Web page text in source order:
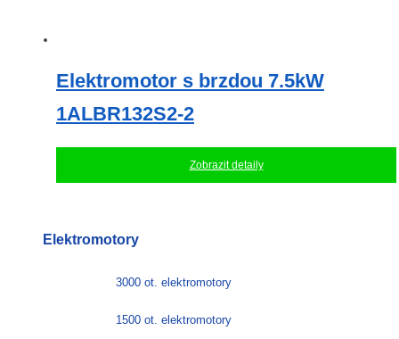
Elektromotor s brzdou 7.5kW
1ALBR132S2-2
Zobrazit detaily
Elektromotory
3000 ot. elektromotory
1500 ot. elektromotory